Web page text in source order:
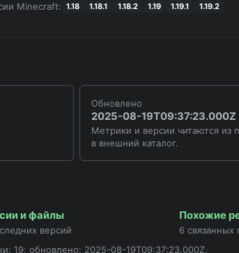
Minecraft: 1.18 1.18.1 1.18.2 1.19 1.19.1
1.19.2
Обновлено
2025-08-19T09:37:23.000Z
Метрики и версии читаются из
в внешний каталог.
и файлы
версий
Похожие
6 связанных
19; обновлено: 2025-08-19T09:37:23.000Z.